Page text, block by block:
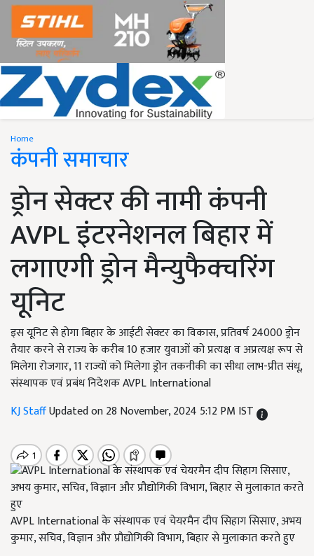
Home
कंपनी समाचार
ड्रोन सेक्टर की नामी कंपनी
AVPL इंटरनेशनल बिहार में
लगाएगी ड्रोन मैन्युफैक्चरिंग
यूनिट
इस यूनिट से होगा बिहार के आईटी सेक्टर का विकास, प्रतिवर्ष 24000 ड्रोन
तैयार करने से राज्य के करीब 10 हजार युवाओं को प्रत्यक्ष व अप्रत्यक्ष रूप से
मिलेगा रोजगार, 11 राज्यों को मिलेगा ड्रोन तकनीकी का सीधा लाभ-प्रीत संधू,
संस्थापक एवं प्रबंध निदेशक AVPL International
KJ StaffUpdated on 28 November, 2024 5:12 PM IST
AVPL International के संस्थापक एवं चेयरमैन दीप सिहाग सिसाए, अभय
कुमार, सचिव, विज्ञान और प्रौद्योगिकी विभाग, बिहार से मुलाकात करते हुए